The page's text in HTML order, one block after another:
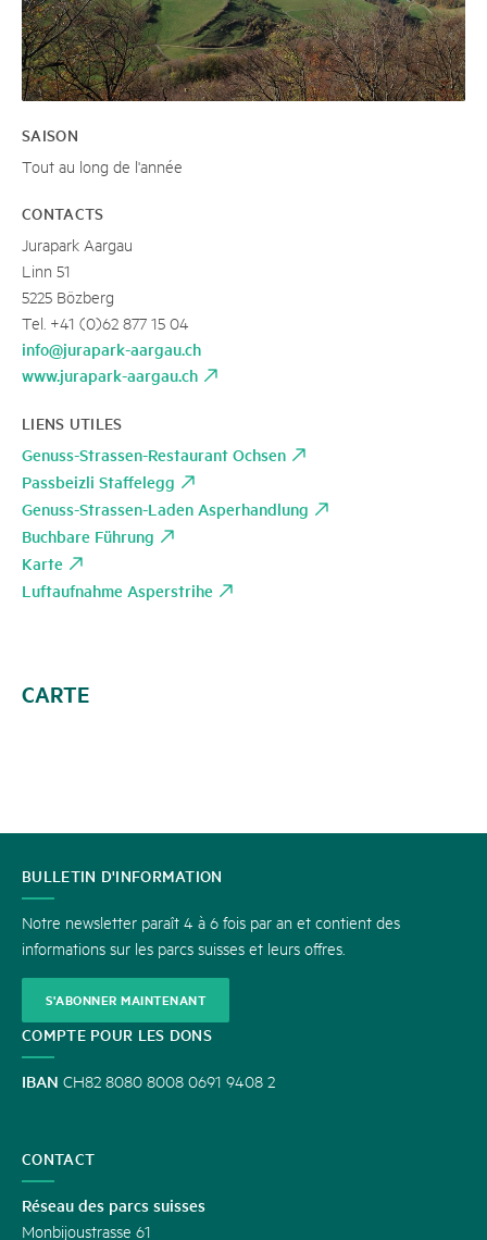
SAISON
Tout au long de l'année
CONTACTS
Jurapark Aargau
Linn 51
5225 Bözberg
Tel. +41 (0)62 877 15 04
info@jurapark-aargau.ch
www.jurapark-aargau.ch
LIENS UTILES
Genuss-Strassen-Restaurant Ochsen
Passbeizli Staffelegg
Genuss-Strassen-Laden Asperhandlung
Buchbare Führung
Karte
Luftaufnahme Asperstrihe
CARTE
CONTACT
BULLETIN D'INFORMATION
Notre newsletter paraît 4 à 6 fois par an et contient des
informations sur les parcs suisses et leurs offres.
S'ABONNER MAINTENANT
COMPTE POUR LES DONS
IBAN CH82 8080 8008 0691 9408 2
CONTACT
Réseau des parcs suisses
Monbijoustrasse 61